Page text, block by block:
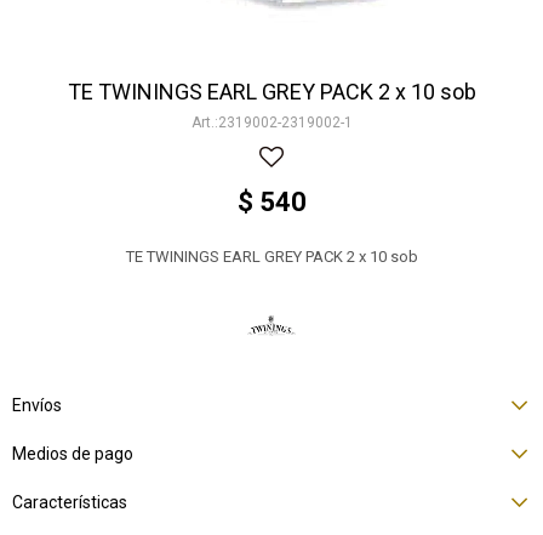
TE TWININGS EARL GREY PACK 2 x 10 sob
2319002-2319002-1
$ 540
TE TWININGS EARL GREY PACK 2 x 10 sob
Envíos
Medios de pago
Características